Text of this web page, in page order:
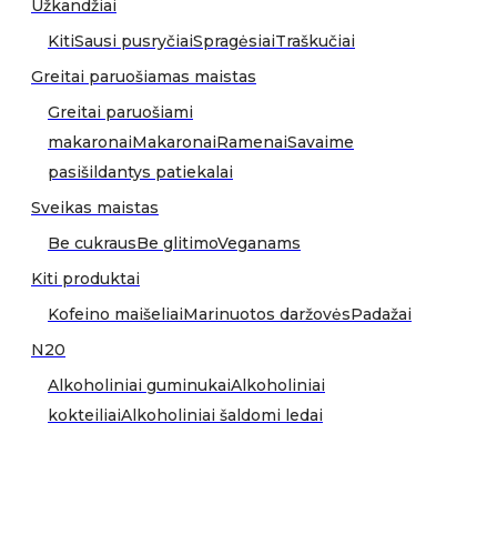
Užkandžiai
KitiSausi pusryčiaiSpragėsiaiTraškučiai
Greitai paruošiamas maistas
Greitai paruošiami
makaronaiMakaronaiRamenaiSavaime
pasišildantys patiekalai
Sveikas maistas
Be cukrausBe glitimoVeganams
Kiti produktai
Kofeino maišeliaiMarinuotos daržovėsPadažai
N20
Alkoholiniai guminukaiAlkoholiniai
kokteiliaiAlkoholiniai šaldomi ledai